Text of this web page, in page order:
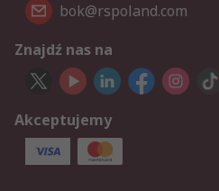
bok@rspoland.com
Znajdź nas na
Akceptujemy